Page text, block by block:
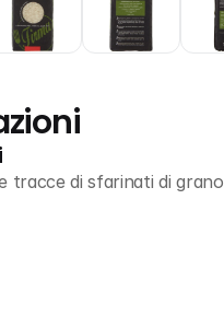
tracce di sfarinati di grano